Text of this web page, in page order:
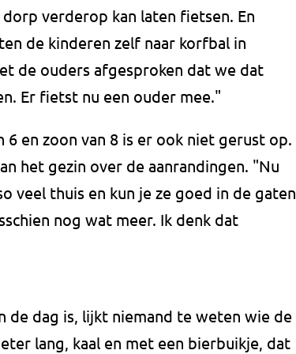
verderop kan laten fietsen. En
de kinderen zelf naar korfbal in
de ouders afgesproken dat we dat
Er fietst nu een ouder mee."
en zoon van 8 is er ook niet gerust op.
het gezin over de aanrandingen. "Nu
veel thuis en kun je ze goed in de gaten
nog wat meer. Ik denk dat
de dag is, lijkt niemand te weten wie de
lang, kaal en met een bierbuikje, dat